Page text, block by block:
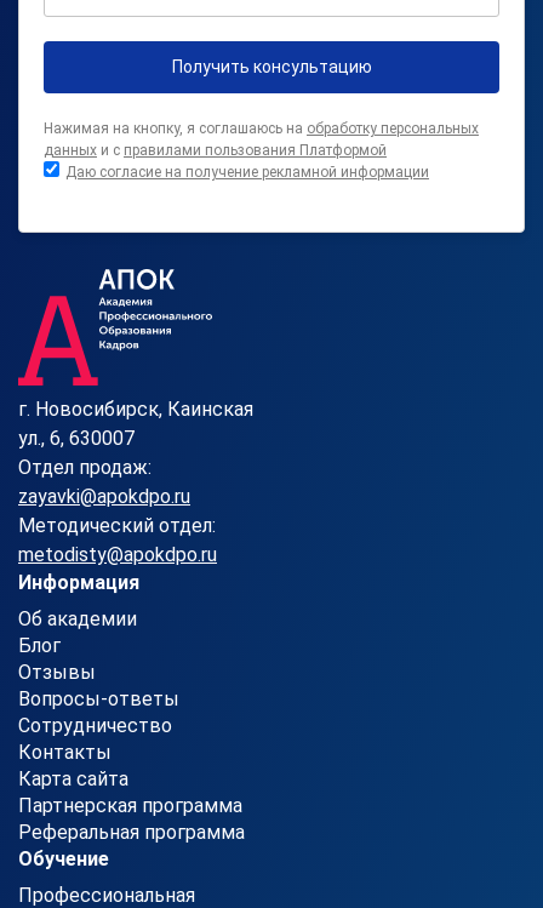
Получить консультацию
Нажимая на кнопку, я соглашаюсь на обработку персональных
данных и с правилами пользования Платформой
Даю согласие на получение рекламной информации
г. Новосибирск, Каинская
ул., 6, 630007
Отдел продаж:
zayavki@apokdpo.ru
Методический отдел:
metodisty@apokdpo.ru
Информация
Об академии
Блог
Отзывы
Вопросы-ответы
Сотрудничество
Контакты
Карта сайта
Партнерская программа
Реферальная программа
Обучение
Профессиональная